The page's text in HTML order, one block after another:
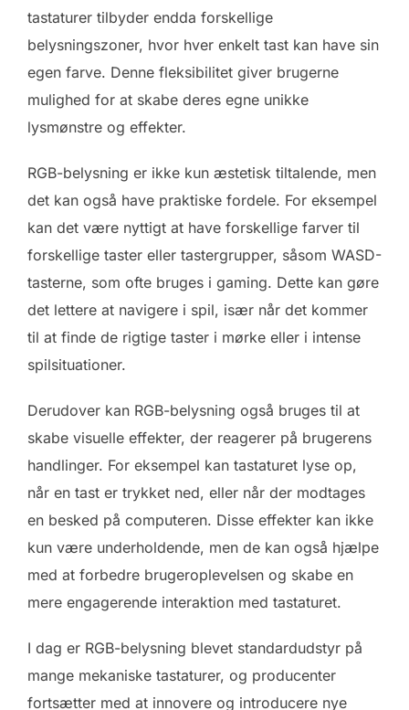
tastaturer tilbyder endda forskellige
belysningszoner, hvor hver enkelt tast kan have sin
egen farve. Denne fleksibilitet giver brugerne
mulighed for at skabe deres egne unikke
lysmønstre og effekter.
RGB-belysning er ikke kun æstetisk tiltalende, men
det kan også have praktiske fordele. For eksempel
kan det være nyttigt at have forskellige farver til
forskellige taster eller tastergrupper, såsom WASD-
tasterne, som ofte bruges i gaming. Dette kan gøre
det lettere at navigere i spil, især når det kommer
til at finde de rigtige taster i mørke eller i intense
spilsituationer.
Derudover kan RGB-belysning også bruges til at
skabe visuelle effekter, der reagerer på brugerens
handlinger. For eksempel kan tastaturet lyse op,
når en tast er trykket ned, eller når der modtages
en besked på computeren. Disse effekter kan ikke
kun være underholdende, men de kan også hjælpe
med at forbedre brugeroplevelsen og skabe en
mere engagerende interaktion med tastaturet.
I dag er RGB-belysning blevet standardudstyr på
mange mekaniske tastaturer, og producenter
fortsætter med at innovere og introducere nye